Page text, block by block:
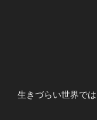
生きづらい世界で